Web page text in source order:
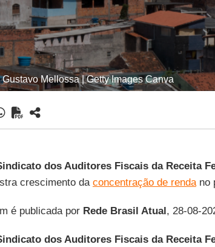
Gustavo Mellossa | Getty Images Canva
dos Auditores Fiscais da Receita
crescimento da concentração de rendano
é publicada por Rede Brasil Atual, 28-08-
dos Auditores Fiscais da Receita